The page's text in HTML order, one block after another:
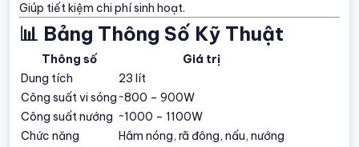
Giúp tiết kiệm chi phí sinh hoạt.
📊 Bảng Thông Số Kỹ Thuật
Thông số
Giá trị
Dung tích
23 lít
Công suất vi sóng ~800 – 900W
Công suất nướng ~1000 – 1100W
Chức năng
Hâm nóng, rã đông, nấu, nướng